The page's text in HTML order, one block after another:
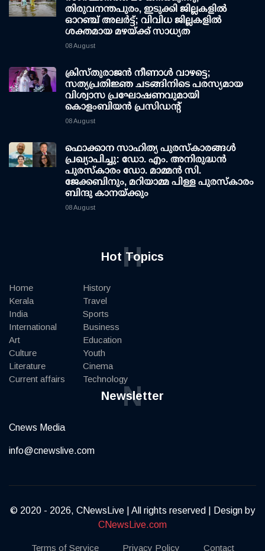
തിരുവനന്തപുരം, ഇടുക്കി ജില്ലകളിൽ
ഓറഞ്ച് അലർട്ട്; വിവിധ ജില്ലകളിൽ
ശക്തമായ മഴയ്ക്ക് സാധ്യത
08 August
ക്രിസ്തുരാജൻ നീണാൾ വാഴട്ടെ;
സത്യപ്രതിജ്ഞ ചടങ്ങിനിടെ പരസ്യമായ
വിശ്വാസ പ്രഘോഷണവുമായി
കൊളംബിയൻ പ്രസിഡന്റ്
08 August
ഫൊക്കാന സാഹിത്യ പുരസ്‌കാരങ്ങള്‍
പ്രഖ്യാപിച്ചു: ഡോ. എം. അനിരുദ്ധന്‍
പുരസ്‌കാരം ഡോ. മാമ്മന്‍ സി.
ജേക്കബിനും, മറിയാമ്മ പിള്ള പുരസ്‌കാരം
ബിന്ദു കാനയ്ക്കും
08 August
Hot Topics
H
Home
Kerala
India
International
Art
Culture
Literature
Current affairs
History
Travel
Sports
Business
Education
Youth
Cinema
Technology
Newsletter
N
Cnews Media
info@cnewslive.com
© 2020 - 2026, CNewsLive | All rights reserved | Design by
CNewsLive.com
Terms of Service Privacy Policy Contact